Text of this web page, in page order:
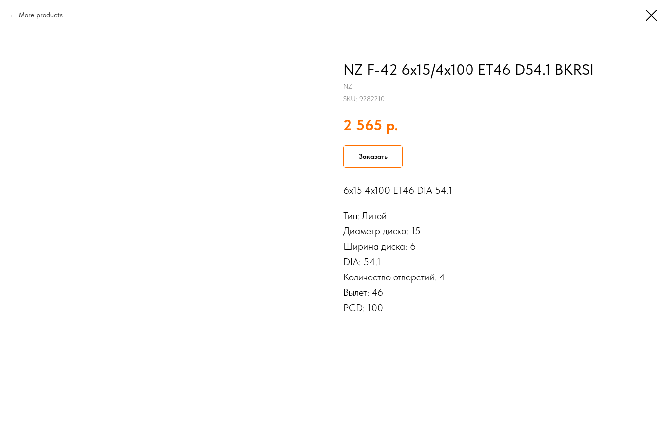
More products
NZ F-42 6x15/4x100 ET46 D54.1 BKRSI
NZ
SKU: 9282210
2 565 р.
Заказать
6x15 4x100 ET46 DIA 54.1
Тип: Литой
Диаметр диска: 15
Ширина диска: 6
DIA: 54.1
Количество отверстий: 4
Вылет: 46
PCD: 100